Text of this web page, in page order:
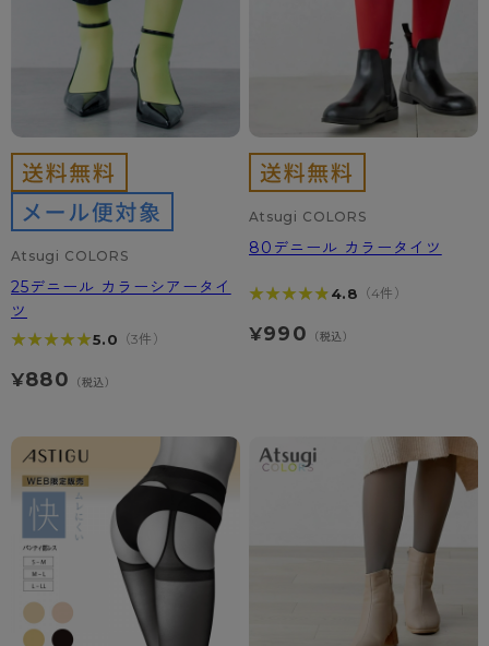
- 無地ストッキング
- 柄ストッキング
- ショート丈ストッキング
- 着圧ストッキング
- パンティ部レスストッキング
タイツ
- 無地タイツ
- 柄タイツ
- ひざ下丈タイツ
- 着圧タイツ
レギンス・スパッツ
ブラジャー
- ノンワイヤーブラ
- ワイヤーブラ
- ブラトップ
ショーツ
- レギュラーショーツ
- サニタリーショーツ
- ガードル・補正ショーツ
肌着・インナー
- 長袖（七分袖以上）
- カップ付きインナー
ライフスタイルウェア
ボトムス
トップス
ルームウェア・パジャマ
アクティブ・スポーツ
- スポーツブラ
- スポーツトップス
雑貨・小物
クルー・レギュラー丈ソックス
スニーカー丈・くるぶし丈ソックス
ハイソックス
メンズパンツ
ボクサー
トランクス
Tバック・ビキニ
肌着・インナー
ライフスタイルウェア
ボトムス
トップス
ルームウェア・パジャマ
ソックス・靴下
クルー・レギュラー丈ソックス
スニーカー丈・くるぶし丈ソックス
ハイソックス
スクールソックス
ブラジャー
ノンワイヤーブラ
ワイヤーブラ
スポーツブラ
ショーツ
レギュラーショーツ
サニタリーショーツ
AZGI
アスティーグ
クリアビューティアクティブ
スゴスト
フェイクタイツ
hotto comfort
Atsugi COLORS
スクールタイム
みんなの、みんなの。
CLINICAL
ハイジュニ
商品選びのお手伝い
お悩み別ガードル
ブラジャー特集
タイツの選び方
ご利用ガイド
はじめての方へ
よくある質問（FAQ）
サイズ表
配送方法について
返品・交換について
Atsugi COLORS
25デニール カラーシアータイ
ツ
★★★★★
★★★★★5.0 （3件）
¥880 （税込）
Atsugi COLORS
80デニール カラータイツ
★★★★★
★★★★★ 4.8 （4件）
¥990 （税込）